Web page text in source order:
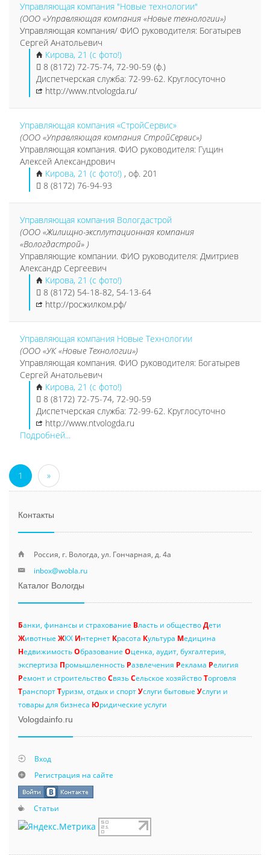
Управляющая компания "Новые технологии"
(ООО «Управляющая компания «Новые технологии»)
Управляющая компания/ ФИО руководителя: Богатырев
Сергей Анатольевич
Кирова, 21 (с фото!)
8 (8172) 72-75-74, 72-90-59 (ф.)
Диспетчерская служба: 72-99-62. Круглосуточно
http://www.ntvologda.ru/
Управляющая компания «СтройСервис»
(ООО «Управляющая компания СтройСервис»)
Управляющая компания. ФИО руководителя: Гущин
Алексей Александрович
Кирова, 21 (с фото!) , оф. 201
8 (8172) 76-94-93
Управляющая компания Вологдастрой
(ООО «Жилищно-эксплутационная компания
«Вологдастрой» )
Управляющие компании. ФИО руководителя: Дмитриев
Александр Сергеевич
Кирова, 21 (с фото!)
8 (8172) 54-18-82, 54-13-64
http://росжилком.рф/
Управляющая компания Новые Технологии
(ООО «УК «Новые Технологии»)
Управляющая компания. ФИО руководителя: Богатырев
Сергей Анатольевич
Кирова, 21 (с фото!)
8 (8172) 72-75-74, 72-90-59
Диспетчерская служба: 72-99-62. Круглосуточно
http://www.ntvologda.ru
Подробней...
1 »
Контакты
Россия, г. Вологда, ул. Гончарная, д. 4а
inbox@wobla.ru
Каталог Вологды
Банки, финансы и страхование Власть и обществоДети
Животные ЖКХ Интернет Красота Культура Медицина
НедвижимостьОбразование Оценка, аудит, бухгалтерия,
экспертиза Промышленность Развлечения Реклама Религия
Ремонт и строительствоСвязьСельское хозяйствоТорговля
ТранспортТуризм, отдых и спортУслуги бытовые Услуги и
товары для бизнеса Юридические услуги
Vologdainfo.ru
Вход
Регистрация на сайте
Статьи